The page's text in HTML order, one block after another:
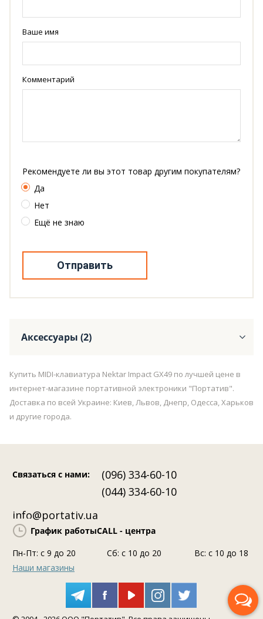
Ваше имя
Комментарий
Рекомендуете ли вы этот товар другим покупателям?
Да
Нет
Ещё не знаю
Отправить
Аксессуары (2)
Купить MIDI-клавиатура Nektar Impact GX49 по лучшей цене в
интернет-магазине портативной электроники "Портатив".
Доставка по всей Украине: Киев, Львов, Днепр, Одесса, Харьков
и другие города.
Связаться с нами:
(096) 334-60-10
(044) 334-60-10
info@portativ.ua
График работыCALL - центра
Пн-Пт: c 9 до 20
Сб: с 10 до 20
Вс: с 10 до 18
Наши магазины
Перезвоните мне